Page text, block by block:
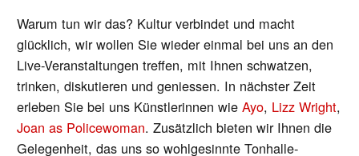
Warum tun wir das? Kultur verbindet und macht
glücklich, wir wollen Sie wieder einmal bei uns an den
Live-Veranstaltungen treffen, mit Ihnen schwatzen,
trinken, diskutieren und geniessen. In nächster Zeit
erleben Sie bei uns Künstlerinnen wieAyo, Lizz Wright,
Joan as Policewoman. Zusätzlich bieten wir Ihnen die
Gelegenheit, das uns so wohlgesinnte Tonhalle-